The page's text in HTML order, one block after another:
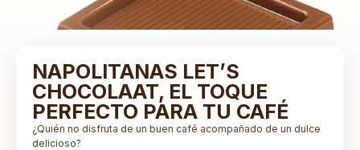
NAPOLITANAS LET’S
CHOCOLAAT, EL TOQUE
PERFECTO PARA TU CAFÉ
¿Quién no disfruta de un buen café acompañado de un dulce
delicioso?